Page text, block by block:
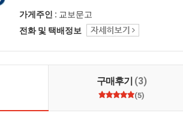
가게주인 : 교보문고
전화 및 택배정보
구매후기 (3)
(5)